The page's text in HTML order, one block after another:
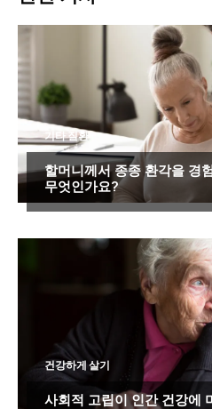
기타 질환
할머니께서 종종 환각을 경
무엇인가요?
건강하게 살기
사회적 고립이 인간 건강에